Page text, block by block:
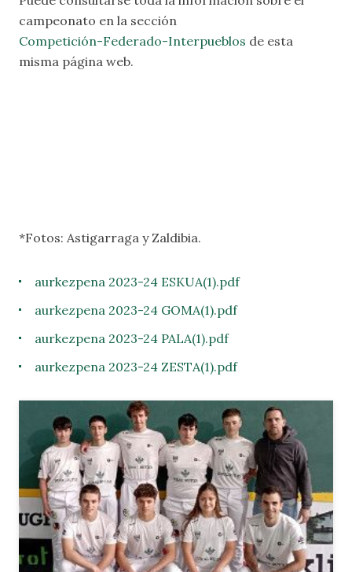
campeonato en la sección
Competición-Federado-Interpueblos de esta
misma página web.
*Fotos: Astigarraga y Zaldibia.
aurkezpena 2023-24 ESKUA(1).pdf
aurkezpena 2023-24 GOMA(1).pdf
aurkezpena 2023-24 PALA(1).pdf
aurkezpena 2023-24 ZESTA(1).pdf